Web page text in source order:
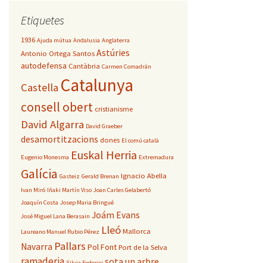
Etiquetes
1936 Ajuda mútua Andalusia Anglaterra
Antonio Ortega Santos Astúries
autodefensa Cantàbria Carmen Comadrán
Castella Catalunya
consell obert cristianisme
David Algarra David Graeber
desamortitzacions dones El comú català
Eugenio Monesma Euskal Herria Extremadura
Galícia Gasteiz Gerald Brenan Ignacio Abella
Ivan Miró Iñaki Martín Viso Joan Carles Gelabertó
Joaquín Costa Josep Maria Bringué
José Miguel Lana Berasain Joám Evans
Laureano Manuel Rubio Pérez Lleó Mallorca
Navarra Pallars Pol Font Port de la Selva